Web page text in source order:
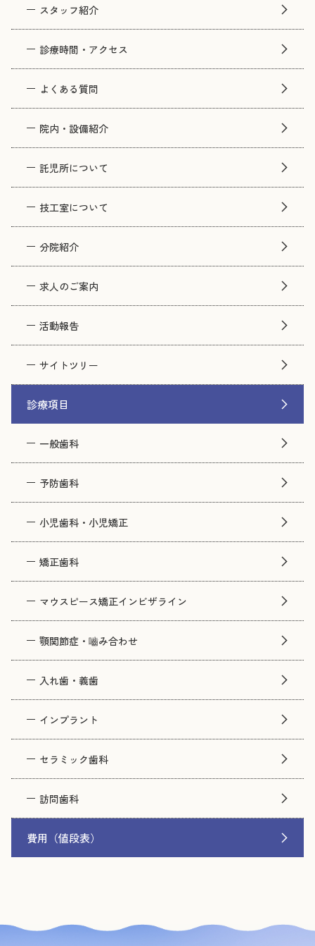
スタッフ紹介
診療時間・アクセス
よくある質問
院内・設備紹介
託児所について
技工室について
分院紹介
求人のご案内
活動報告
サイトツリー
診療項目
一般歯科
予防歯科
小児歯科・小児矯正
矯正歯科
マウスピース矯正インビザライン
顎関節症・嚙み合わせ
入れ歯・義歯
インプラント
セラミック歯科
訪問歯科
費用（値段表）